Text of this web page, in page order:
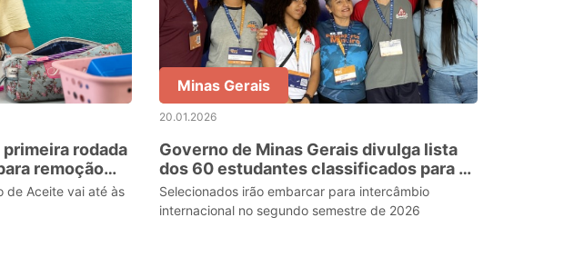
rodada
remoção
de Aceite vai até às
Minas Gerais
20.01.2026
Governo de Minas Gerais divulga lista
dos 60 estudantes classificados para o
Passaporte Mineiro do Conhecimento
Selecionados irão embarcar para intercâmbio
internacional no segundo semestre de 2026